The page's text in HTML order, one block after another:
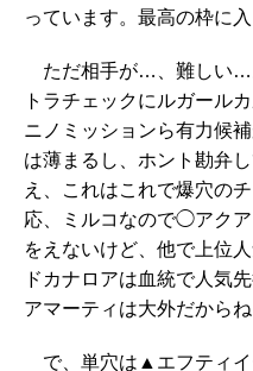
っています。最高の枠に入
ただ相手が…、難しい…
トラチェックにルガール
ニノミッションら有力候
は薄まるし、ホント勘弁
え、これはこれで爆穴の
応、ミルコなので◯アク
をえないけど、他で上位
ドカナロアは血統で人気
アマーティは大外だから
で、単穴は▲エフティイ